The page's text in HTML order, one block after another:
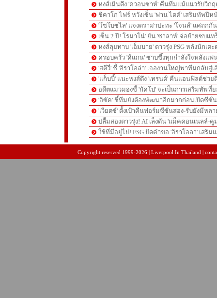
หงส์เมินดึง 'ควอนซาห์' คืนทีมแม้แนวรับวิก
ชิคาโก ไฟร์ หวังเซ็น 'ฟาน ไดค์' เสริมทัพปีห
'โซโบซไล' แจงดราม่าปะทะ 'โจนส์' แค่ถกกั
เซ็น 2 ปี! โรมาโน่' ยัน 'ซาลาห์' จ่อย้ายซบแ
หงส์ลุยทาบ 'เอ็มบาย' ดาวรุ่ง PSG หลังนักเต
ครอบครัว 'คีแกน' ซาบซึ้งทุกกำลังใจหลังแฟ
'สตีวี่' ชี้ 'อิราโอล่า' เจองานใหญ่พาทีมกลับสู่
'แก็บบี้' แนะหงส์ดึง 'เทรนต์' คืนแอนฟิลด์ช่วย
อดีตแมวมองชี้ 'กัคโป' จะเป็นการเสริมทัพที่
'อิซัค' ชี้ทีมยังต้องพัฒนาอีกมากก่อนเปิดซีซั่
'เวียตซ์' ตั้งเป้าคืนฟอร์มซีซั่นสอง-รับยังมีหล
ปลื้มสองดาวรุ่ง! AI เล็งดัน 'แม็คคอนเนลล์-
ใช้ที่มีอยู่ไป! FSG ปัดคำขอ 'อิราโอลา' เสริม
Copyright reserved 1999-2026 | Liverpool In Thailand |